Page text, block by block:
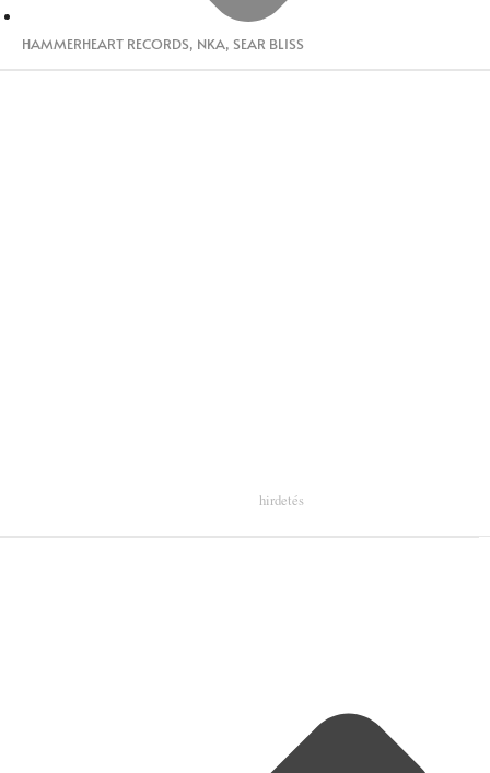
HAMMERHEART RECORDS, NKA, SEAR BLISS